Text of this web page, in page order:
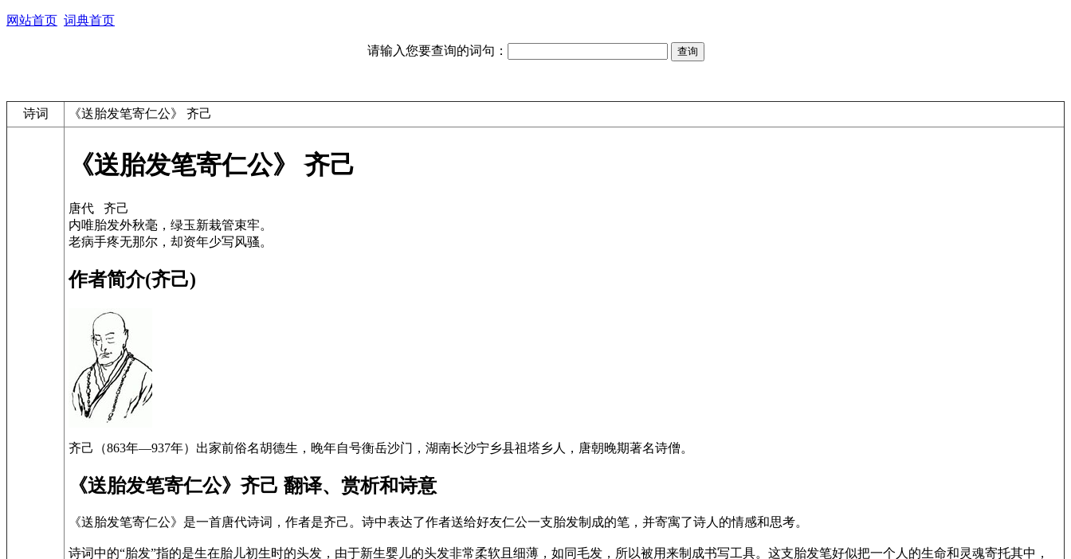
网站首页 词典首页
请输入您要查询的词句：
诗词 《送胎发笔寄仁公》 齐己
《送胎发笔寄仁公》 齐己
唐代 齐己
内唯胎发外秋毫，绿玉新栽管束牢。
老病手疼无那尔，却资年少写风骚。
作者简介(齐己)
齐己（863年—937年）出家前俗名胡德生，晚年自号衡岳沙门，湖南长沙宁乡县祖塔乡人，唐朝晚期著名诗僧。
《送胎发笔寄仁公》齐己 翻译、赏析和诗意
《送胎发笔寄仁公》是一首唐代诗词，作者是齐己。诗中表达了作者送给好友仁公一支胎发制成的笔，并寄寓了诗人的情感和思考。
诗词中的“胎发”指的是生在胎儿初生时的头发，由于新生婴儿的头发非常柔软且细薄，如同毛发，所以被用来制成书写工具。这支胎发笔好似把一个人的生命和灵魂寄托其中，